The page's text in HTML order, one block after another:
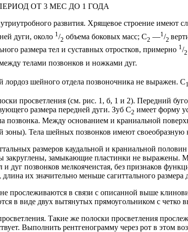
ОТ 3 МЕС ДО 1 ГОДА
развития. Хрящевое строение имеют
дуги, около 1 /2 объема боковых масс; С2 —1 /2
размера тел и суставных отростков, примерно 1/2
телами позвонков и ножками дуг.
лордоз шейного отдела позвоночника не выражен. С1
просветления (см. рис. 1, б, 1 и 2). Передний
размера передней дуги. Зуб С2 имеет форму
позвонка. Между основанием и краниальной
зоны). Тела шейных позвонков имеют
размеров каудальной и краниальной
замыкающие пластинки не выражены.
дуг позвонков мелкоячеистая, без признаков
их значительно меньше сагиттального размера
прослеживаются в связи с описанной выше
в виде двух вытянутых прямоугольником с
Такие же полоски просветления
Выполнить рентгенограмму через рот в этом